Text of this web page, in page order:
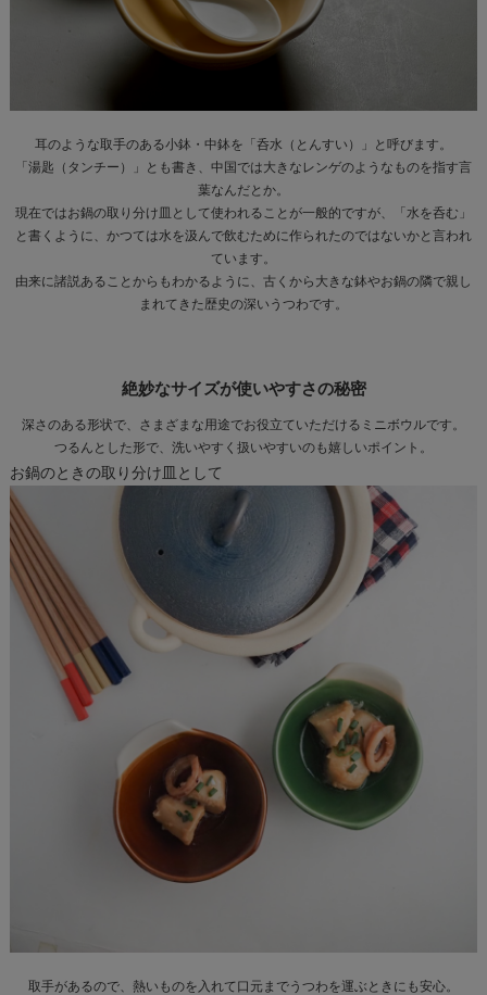
耳のような取手のある小鉢・中鉢を「呑水（とんすい）」と呼びます。
「湯匙（タンチー）」とも書き、中国では大きなレンゲのようなものを指す言
葉なんだとか。
現在ではお鍋の取り分け皿として使われることが一般的ですが、「水を呑む」
と書くように、かつては水を汲んで飲むために作られたのではないかと言われ
ています。
由来に諸説あることからもわかるように、古くから大きな鉢やお鍋の隣で親し
まれてきた歴史の深いうつわです。
絶妙なサイズが使いやすさの秘密
深さのある形状で、さまざまな用途でお役立ていただけるミニボウルです。
つるんとした形で、洗いやすく扱いやすいのも嬉しいポイント。
お鍋のときの取り分け皿として
取手があるので、熱いものを入れて口元までうつわを運ぶときにも安心。